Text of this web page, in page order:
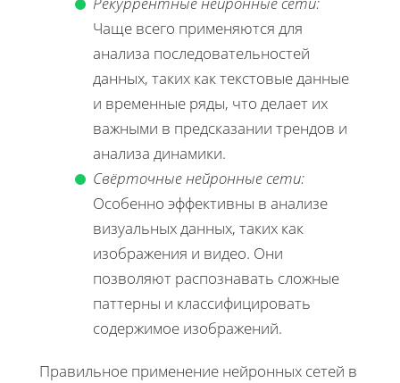
Чаще всего применяются для
анализа последовательностей
данных, таких как текстовые данные
и временные ряды, что делает их
важными в предсказании трендов и
анализа динамики.
Свёрточные нейронные сети:
Особенно эффективны в анализе
визуальных данных, таких как
изображения и видео. Они
позволяют распознавать сложные
паттерны и классифицировать
содержимое изображений.
Правильное применение нейронных сетей в